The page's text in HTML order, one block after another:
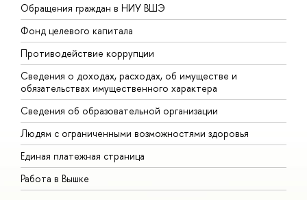
Обращения граждан в НИУ ВШЭ
Фонд целевого капитала
Противодействие коррупции
Сведения о доходах, расходах, об имуществе и
обязательствах имущественного характера
Сведения об образовательной организации
Людям с ограниченными возможностями здоровья
Единая платежная страница
Работа в Вышке